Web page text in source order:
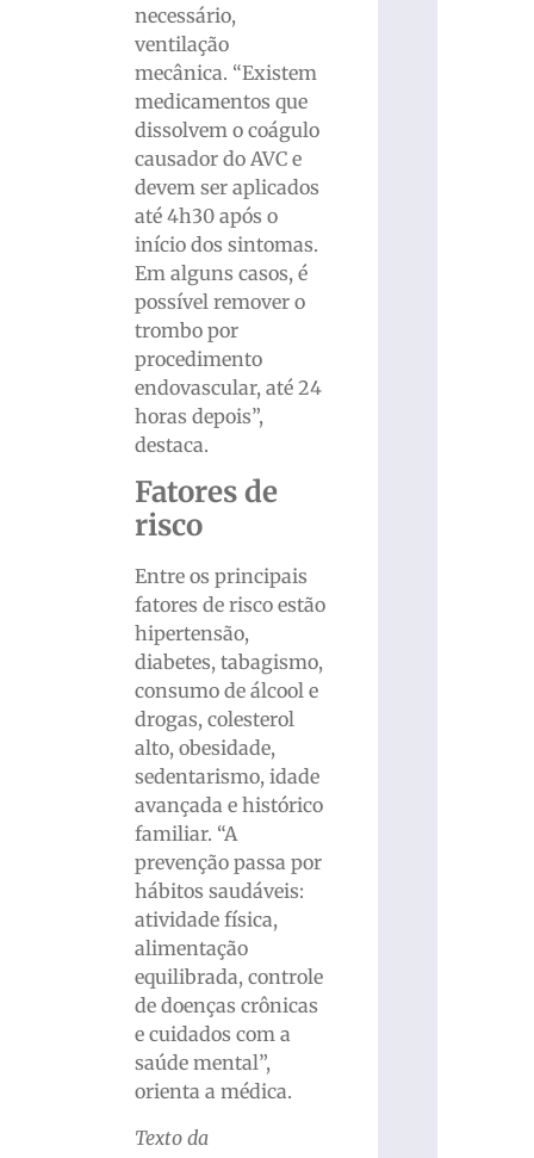
necessário,
ventilação
mecânica. “Existem
medicamentos que
dissolvem o coágulo
causador do AVC e
devem ser aplicados
até 4h30 após o
início dos sintomas.
Em alguns casos, é
possível remover o
trombo por
procedimento
endovascular, até 24
horas depois”,
destaca.
Fatores de
risco
Entre os principais
fatores de risco estão
hipertensão,
diabetes, tabagismo,
consumo de álcool e
drogas, colesterol
alto, obesidade,
sedentarismo, idade
avançada e histórico
familiar. “A
prevenção passa por
hábitos saudáveis:
atividade física,
alimentação
equilibrada, controle
de doenças crônicas
e cuidados com a
saúde mental”,
orienta a médica.
Texto da